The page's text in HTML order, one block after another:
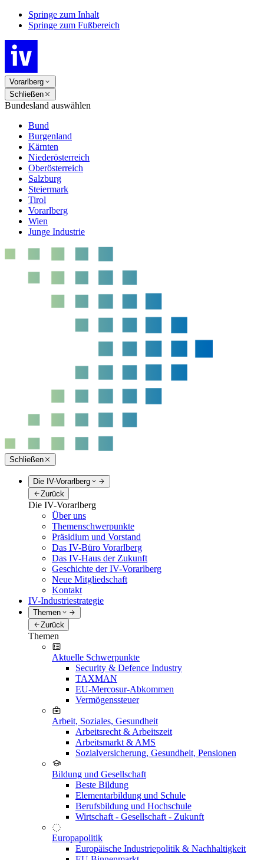
Springe zum Inhalt
Springe zum Fußbereich
Vorarlberg
Schließen
Bundesland auswählen
Bund
Burgenland
Kärnten
Niederösterreich
Oberösterreich
Salzburg
Steiermark
Tirol
Vorarlberg
Wien
Junge Industrie
Schließen
Die IV-Vorarlberg
Zurück
Die IV-Vorarlberg
Über uns
Themenschwerpunkte
Präsidium und Vorstand
Das IV-Büro Vorarlberg
Das IV-Haus der Zukunft
Geschichte der IV-Vorarlberg
Neue Mitgliedschaft
Kontakt
IV-Industriestrategie
Themen
Zurück
Themen
Aktuelle Schwerpunkte
Security & Defence Industry
TAXMAN
EU-Mercosur-Abkommen
Vermögenssteuer
Arbeit, Soziales, Gesundheit
Arbeitsrecht & Arbeitszeit
Arbeitsmarkt & AMS
Sozialversicherung, Gesundheit, Pensionen
Bildung und Gesellschaft
Beste Bildung
Elementarbildung und Schule
Berufsbildung und Hochschule
Wirtschaft - Gesellschaft - Zukunft
Europapolitik
Europäische Industriepolitik & Nachhaltigkeit